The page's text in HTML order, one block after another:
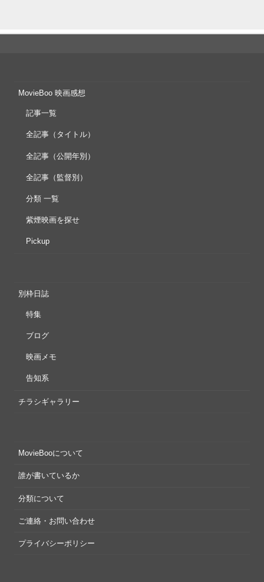
MovieBoo 映画感想
記事一覧
全記事（タイトル）
全記事（公開年別）
全記事（監督別）
分類 一覧
紫煙映画を探せ
Pickup
別枠日誌
特集
ブログ
映画メモ
告知系
チラシギャラリー
MovieBooについて
誰が書いているか
分類について
ご連絡・お問い合わせ
プライバシーポリシー